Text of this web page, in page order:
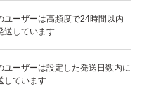
ユーザーは高頻度で24時間以内
送しています
ユーザーは設定した発送日数内に
しています
いいね！
1,980